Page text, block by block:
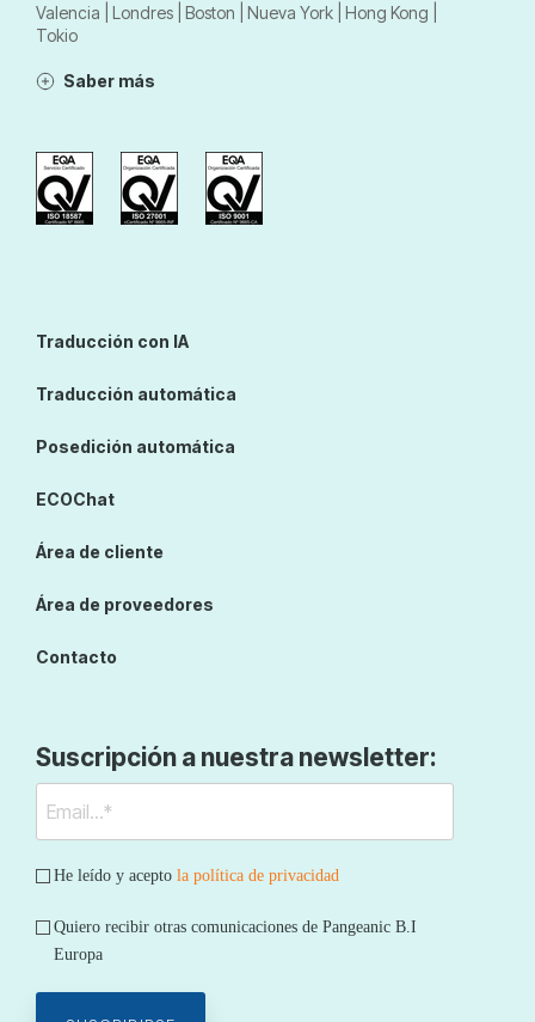
Valencia | Londres | Boston | Nueva York | Hong Kong |
Tokio
Saber más
Traducción con IA
Traducción automática
Posedición automática
ECOChat
Área de cliente
Área de proveedores
Contacto
Suscripción a nuestra newsletter:
He leído y acepto la política de privacidad
Quiero recibir otras comunicaciones de Pangeanic B.I
Europa